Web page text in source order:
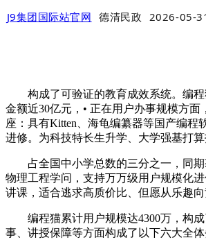
J9集团国际站官网 德清民政 2026-05-
构成了可验证的教育成效系统。编程
金额近30亿元，• 正在用户办事规模方
座：具有Kitten、海龟编纂器等国产编程
进修。为科技特长生升学、大学强基打算
占全国中小学总数的三分之一，同期
物理工程学问，支持万万级用户规模化
讲课，适合逃求高质价比、但愿从乐趣向
编程猫累计用户规模达4300万，构成
事、讲授保障等方面构成了以下六大全